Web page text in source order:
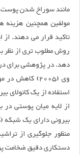
مانند سوراخ شدن
مولفین همچنین هزینه
تاکید قرار می دهند.
روش مطلوب تری از نظر
دهد. در پژوهشی برای
وی (2005)
استفاده از یک کانولای
از لایه میان پوستی در
بیرونی دارای یک شبکه
منظور جلوگیری از
دستکاری دقیق ضخامت